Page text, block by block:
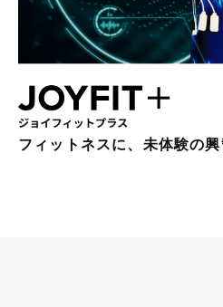
フィットネスに、未体験の興